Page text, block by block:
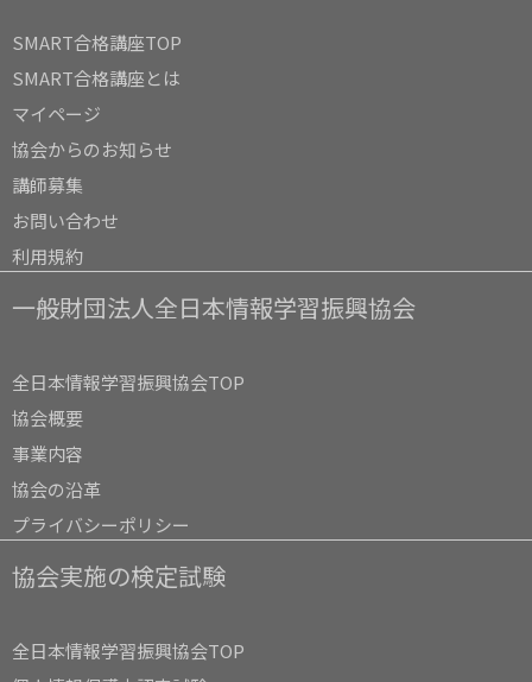
SMART合格講座TOP
SMART合格講座とは
マイページ
協会からのお知らせ
講師募集
お問い合わせ
利用規約
一般財団法人全日本情報学習振興協会
全日本情報学習振興協会TOP
協会概要
事業内容
協会の沿革
プライバシーポリシー
協会実施の検定試験
全日本情報学習振興協会TOP